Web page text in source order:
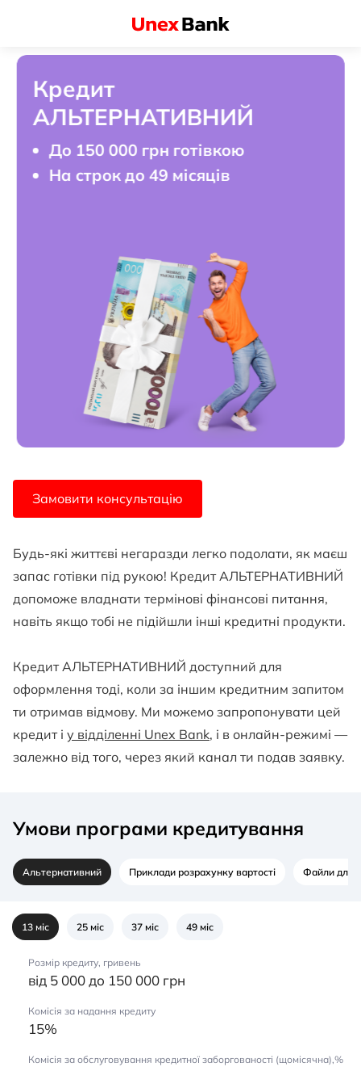
Кредит
АЛЬТЕРНАТИВНИЙ
До 150 000 грн готівкою
На строк до 49 місяців
Замовити консультацію
Будь-які життєві негаразди легко подолати, як маєш
запас готівки під рукою! Кредит АЛЬТЕРНАТИВНИЙ
допоможе владнати термінові фінансові питання,
навіть якщо тобі не підійшли інші кредитні продукти.
Кредит АЛЬТЕРНАТИВНИЙ доступний для
оформлення тоді, коли за іншим кредитним запитом
ти отримав відмову. Ми можемо запропонувати цей
кредит і у відділенні Unex Bank, і в онлайн-режимі —
залежно від того, через який канал ти подав заявку.
Умови програми кредитування
Альтернативний Приклади розрахунку вартості Файли для
13 міс 25 міс 37 міс 49 міс
Розмір кредиту, гривень
від 5 000 до 150 000 грн
Комісія за надання кредиту
15%
Комісія за обслуговування кредитної заборгованості (щомісячна),%